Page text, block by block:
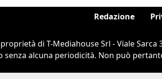
Redazione
di T-Mediahouse Srl - Viale
alcuna periodicità. Non può